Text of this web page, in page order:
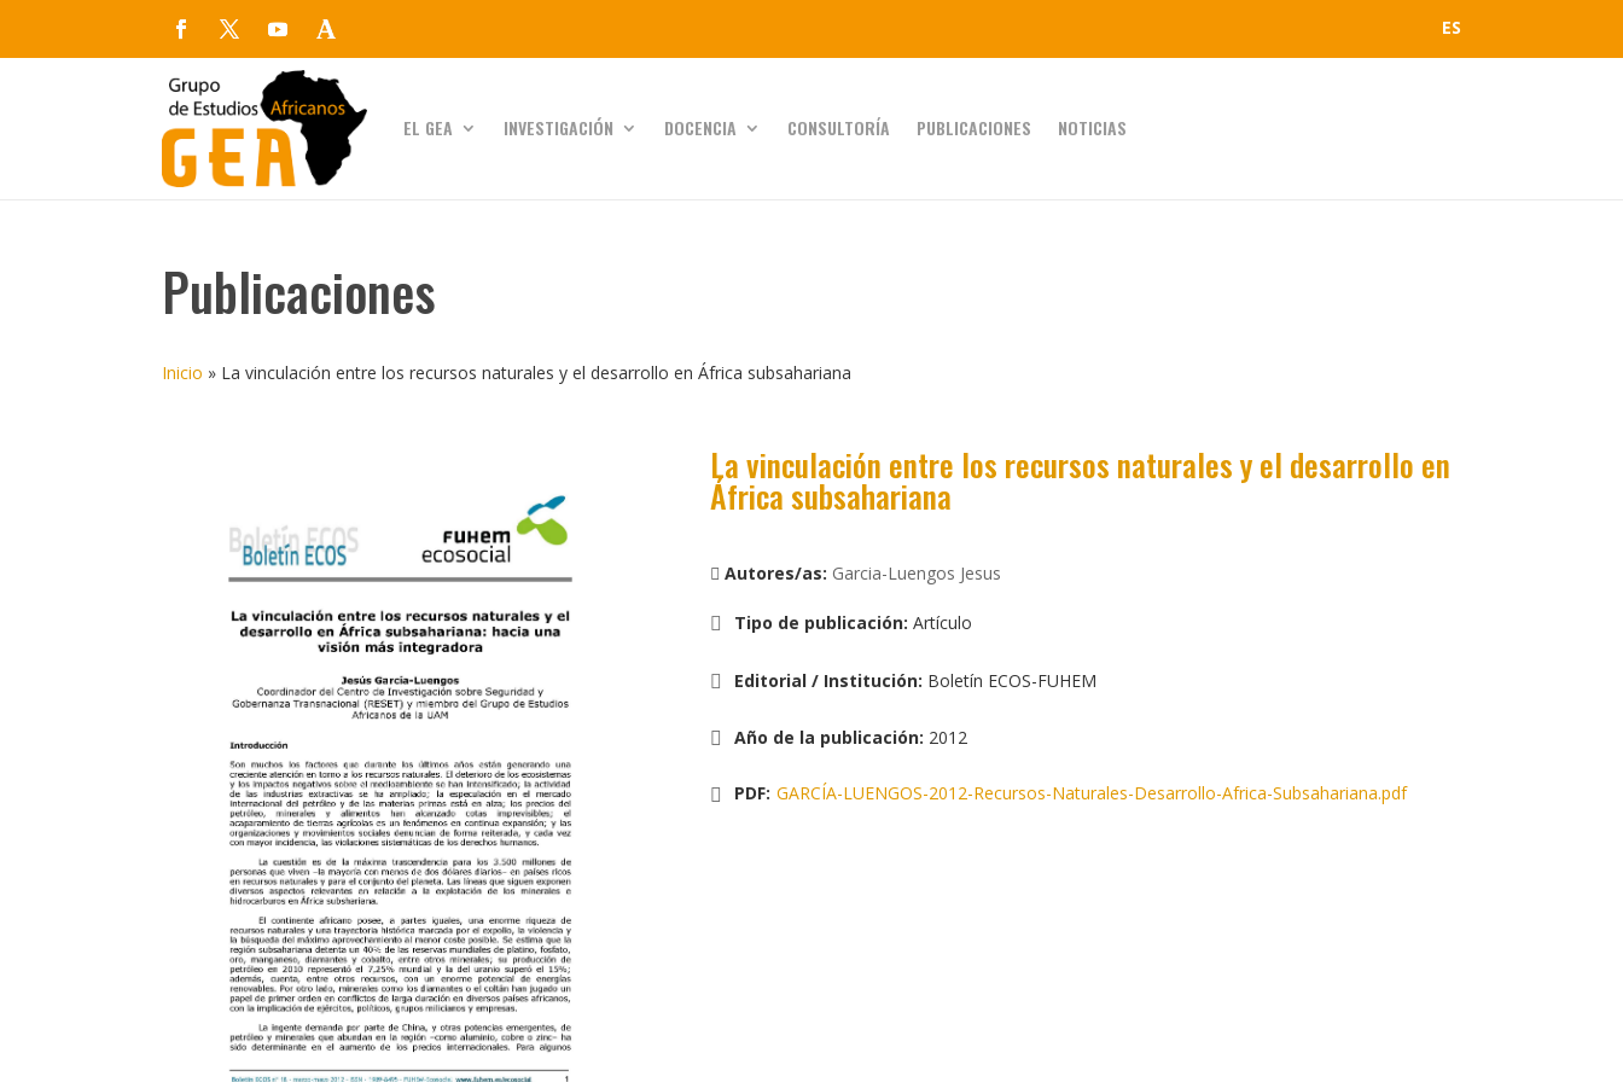
ES
EL GEA INVESTIGACIÓN DOCENCIA CONSULTORÍA PUBLICACIONES NOTICIAS
Publicaciones
Inicio » La vinculación entre los recursos naturales y el desarrollo en África subsahariana
La vinculación entre los recursos naturales y el desarrollo en
África subsahariana
Autores/as: Garcia-Luengos Jesus
Tipo de publicación:Artículo
Editorial / Institución: Boletín ECOS-FUHEM
Año de la publicación: 2012
PDF: GARCÍA-LUENGOS-2012-Recursos-Naturales-Desarrollo-Africa-Subsahariana.pdf